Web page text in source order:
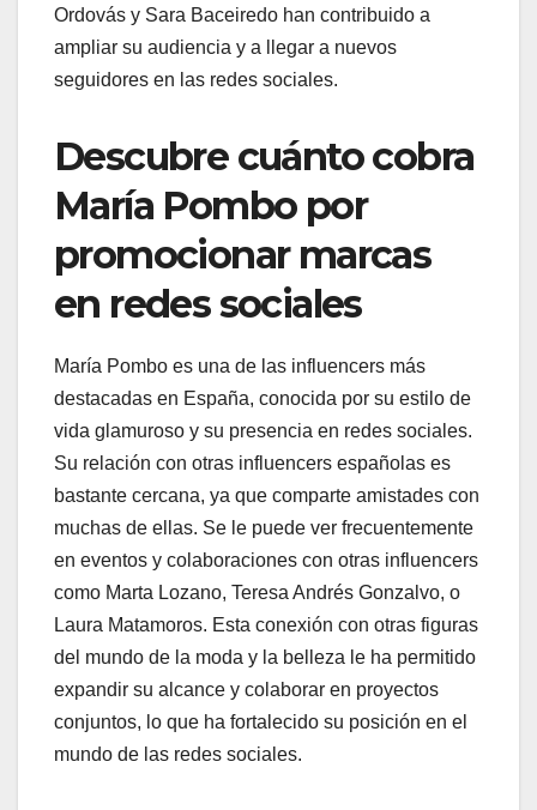
Ordovás y Sara Baceiredo han contribuido a
ampliar su audiencia y a llegar a nuevos
seguidores en las redes sociales.
Descubre cuánto cobra
María Pombo por
promocionar marcas
en redes sociales
María Pombo es una de las influencers más
destacadas en España, conocida por su estilo de
vida glamuroso y su presencia en redes sociales.
Su relación con otras influencers españolas es
bastante cercana, ya que comparte amistades con
muchas de ellas. Se le puede ver frecuentemente
en eventos y colaboraciones con otras influencers
como Marta Lozano, Teresa Andrés Gonzalvo, o
Laura Matamoros. Esta conexión con otras figuras
del mundo de la moda y la belleza le ha permitido
expandir su alcance y colaborar en proyectos
conjuntos, lo que ha fortalecido su posición en el
mundo de las redes sociales.